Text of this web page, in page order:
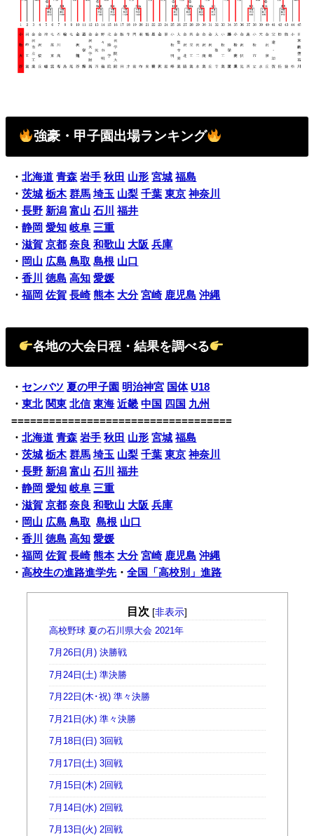
強豪・甲子園出場ランキング
・北海道 青森 岩手 秋田 山形 宮城 福島
・茨城 栃木 群馬 埼玉 山梨 千葉 東京 神奈川
・長野 新潟 富山 石川 福井
・静岡 愛知 岐阜 三重
・滋賀 京都 奈良 和歌山 大阪 兵庫
・ 岡山 広島 鳥取 島根 山口
・香川 徳島 高知 愛媛
・福岡 佐賀 長崎 熊本 大分 宮崎 鹿児島 沖縄
各地の大会日程・結果を調べる
・ センバツ 夏の甲子園 明治神宮 国体 U18
・東北 関東 北信 東海 近畿 中国 四国 九州
===================================
・北海道 青森 岩手 秋田 山形 宮城 福島
・茨城 栃木 群馬 埼玉 山梨 千葉 東京 神奈川
・長野 新潟 富山 石川 福井
・静岡 愛知 岐阜 三重
・滋賀 京都 奈良 和歌山 大阪 兵庫
・ 岡山 広島 鳥取 島根 山口
・香川 徳島 高知 愛媛
・福岡 佐賀 長崎 熊本 大分 宮崎 鹿児島 沖縄
・高校生の進路進学先・全国「高校別」進路
目次 [非表示]
高校野球 夏の石川県大会 2021年
7月26日(月) 決勝戦
7月24日(土) 準決勝
7月22日(木･祝) 準々決勝
7月21日(水) 準々決勝
7月18日(日) 3回戦
7月17日(土) 3回戦
7月15日(木) 2回戦
7月14日(水) 2回戦
7月13日(火) 2回戦